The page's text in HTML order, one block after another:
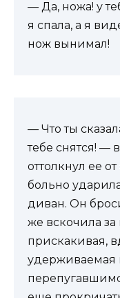
— Да, ножа! у
я спала, а я
нож вынимал!
— Что ты
тебе снятся! —
оттолкнул ее
больно
диван. Он
же вскочила
прискакивая,
удерживаемая